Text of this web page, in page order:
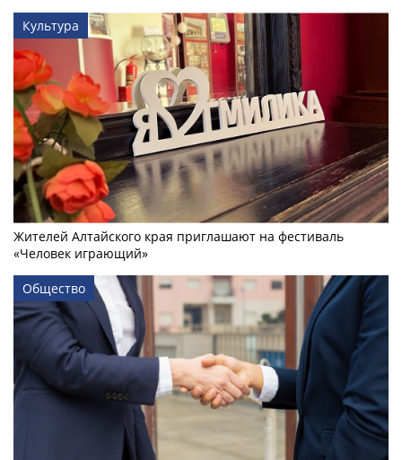
Культура
Жителей Алтайского края приглашают на фестиваль
«Человек играющий»
Общество